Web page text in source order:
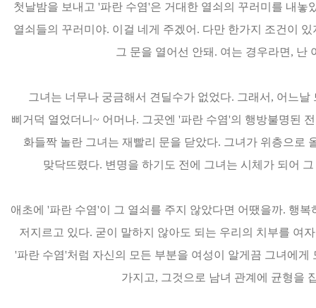
첫날밤을 보내고 '파란 수염'은 거대한 열쇠의 꾸러미를 내
열쇠들의 꾸러미야. 이걸 네게 주겠어. 다만 한가지 조건이
그 문을 열어선 안돼. 여는 경우라면,
그녀는 너무나 궁금해서 견딜수가 없었다. 그래서, 어느
삐거덕 열었더니~ 어머나. 그곳엔 '파란 수염'의 행방불명된
화들짝 놀란 그녀는 재빨리 문을 닫았다. 그녀가 위층으로
맞닥뜨렸다. 변명을 하기도 전에 그녀는 시체가 되어
애초에 '파란 수염'이 그 열쇠를 주지 않았다면 어땠을까. 행
저지르고 있다. 굳이 말하지 않아도 되는 우리의 치부를 여
'파란 수염'처럼 자신의 모든 부분을 여성이 알게끔 그녀에
가지고, 그것으로 남녀 관계에 균형을